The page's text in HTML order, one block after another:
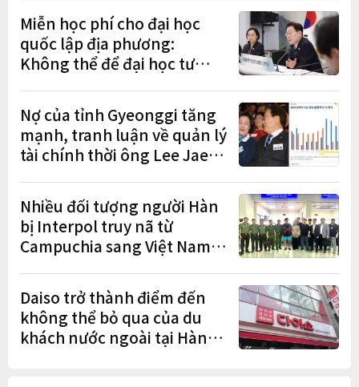
cư"
Miễn học phí cho đại học
quốc lập địa phương:
Không thể để đại học tư
Nợ của tỉnh Gyeonggi tăng
mạnh, tranh luận về quản lý
tài chính thời ông Lee Jae-
Nhiều đối tượng người Hàn
bị Interpol truy nã từ
Campuchia sang Việt Nam
Daiso trở thành điểm đến
không thể bỏ qua của du
khách nước ngoài tại Hàn